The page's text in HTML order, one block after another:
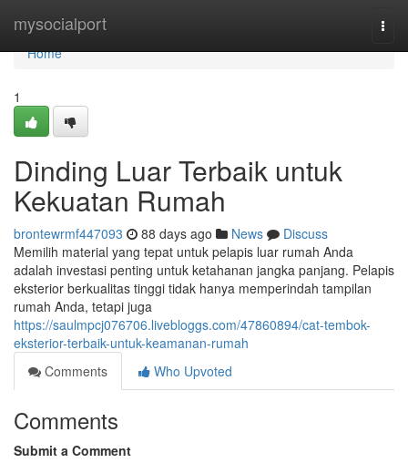
mysocialport
Home
Home
1
Dinding Luar Terbaik untuk
Kekuatan Rumah
brontewrmf447093 88 days ago News
Discuss
Memilih material yang tepat untuk pelapis luar rumah Anda
adalah investasi penting untuk ketahanan jangka panjang. Pelapis
eksterior berkualitas tinggi tidak hanya memperindah tampilan
rumah Anda, tetapi juga
https://saulmpcj076706.livebloggs.com/47860894/cat-tembok-
eksterior-terbaik-untuk-keamanan-rumah
Comments
Who Upvoted
Comments
Submit a Comment